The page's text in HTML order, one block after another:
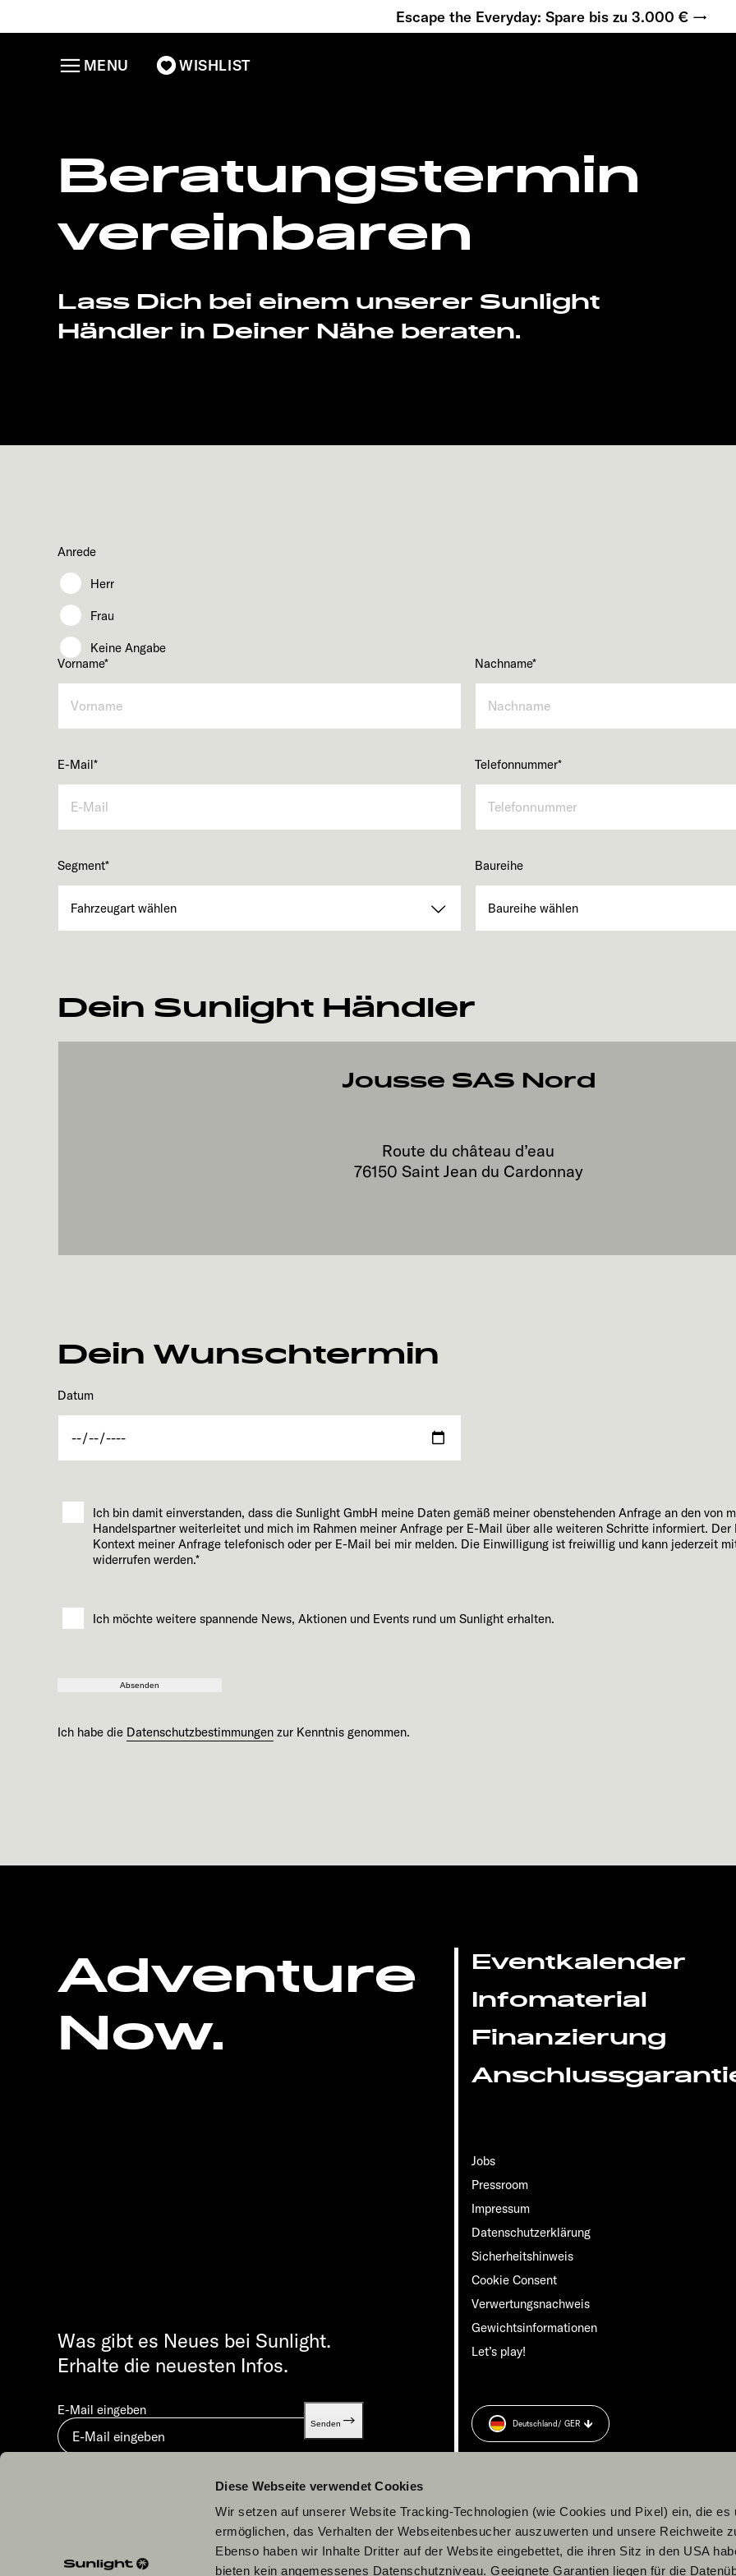
Diese Webseite verwendet Cookies
Wir setzen auf unserer Website Tracking-Technologien (wie Cookies und Pixel) ein, die es
ermöglichen, das Verhalten der Webseitenbesucher auszuwerten und unsere Reichweite
Ebenso haben wir Inhalte Dritter auf der Website eingebettet, die ihren Sitz in den USA
bieten kein angemessenes Datenschutzniveau. Geeignete Garantien liegen für die
Escape the Everyday: Spare bis zu 3.000 € →
WISHLIST
MENU
Beratungs­termin
vereinbaren
Lass Dich bei einem unserer Sunlight
Händler in Deiner Nähe beraten.
Anrede
Herr
Frau
Keine Angabe
Vorname* Nachname*
E-Mail* Telefonnummer*
Segment* Baureihe
Dein Sunlight Händler
Jousse SAS Nord
Route du château d’eau
76150 Saint Jean du Cardonnay
Dein Wunschtermin
Datum
Ich bin damit einverstanden, dass die Sunlight GmbH meine Daten gemäß meiner obenstehenden Anfrage an den von
Handelspartner weiterleitet und mich im Rahmen meiner Anfrage per E-Mail über alle weiteren Schritte informiert.
Kontext meiner Anfrage telefonisch oder per E-Mail bei mir melden. Die Einwilligung ist freiwillig und kann jederzeit
widerrufen werden.*
Ich möchte weitere spannende News, Aktionen und Events rund um Sunlight erhalten.
Absenden
Ich habe die Datenschutzbestimmungen zur Kenntnis genommen.
Adventure
Now.
Eventkalender
Infomaterial
Finanzierung
Jobs
Pressroom
Impressum
Datenschutzerklärung
Sicherheitshinweis
Cookie Consent
Verwertungsnachweis
Gewichts­informationen
Let’s play!
Was gibt es Neues bei Sunlight.
Erhalte die neuesten Infos.
E-Mail eingeben
Senden Deutschland/ GER